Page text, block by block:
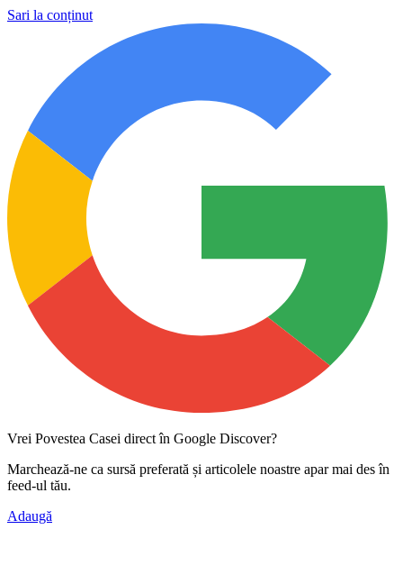
Sari la conținut
Vrei Povestea Casei direct în Google Discover?
Marchează-ne ca sursă preferată și articolele noastre apar mai des în
feed-ul tău.
Adaugă